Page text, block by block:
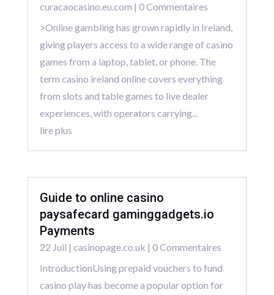
curacaocasino.eu.com | 0 Commentaires
>Online gambling has grown rapidly in Ireland,
giving players access to a wide range of casino
games from a laptop, tablet, or phone. The
term casino ireland online covers everything
from slots and table games to live dealer
experiences, with operators carrying...
lire plus
Guide to online casino
paysafecard gaminggadgets.io
Payments
22 Juil | casinopage.co.uk | 0 Commentaires
IntroductionUsing prepaid vouchers to fund
casino play has become a popular option for